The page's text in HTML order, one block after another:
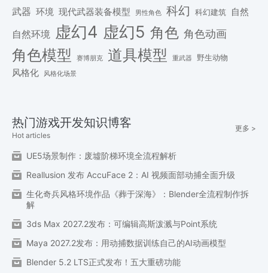
武器 环境 现代武器装备模型 男性角色 科幻 科幻建筑 自然
自然环境 虚幻4 虚幻5 角色 角色动画
角色模型 赛博朋克 道具模型 重武器 野生动物
风格化 风格化场景
热门游戏开发知识博客
Hot articles
更多 >
UE5场景制作：废墟阶梯环境全流程解析
Reallusion 发布 AccuFace 2：AI 视频面部动捕全面升级
生化奇兵风格环境作品《葬于深海》：Blender全流程制作拆
解
3ds Max 2027.2发布：可编辑高斯泼溅与Point系统
Maya 2027.2发布：用动捕数据训练自己的AI动画模型
Blender 5.2 LTS正式发布！五大重磅功能